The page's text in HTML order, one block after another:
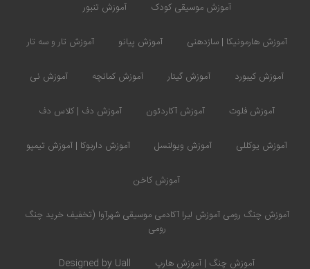
آموزش موسیقی کودک آموزش تنبور
آموزش هارمونیکا | سازدهنی آموزش پیانو آموزش تار و سه تار
آموزش کیبورد آموزش گیتار آموزش کمانچه آموزش نی
آموزش فلوت آموزش آکاردئون آموزش دف | کلاس دف
آموزش یوکللی آموزش ویولنسل آموزش داربوکا | آموزش تیمپو
آموزش کاخن
آموزش چنگ رومی آموزش لیرا آکادمی موسیقی شهرآوا (تخفیف خرید چنگ
رومی
آموزش چنگ | آموزش هارپ Designed by Uall